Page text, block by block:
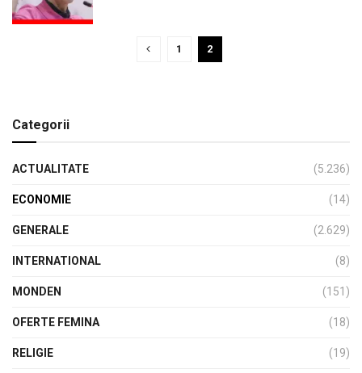
1 2
Categorii
ACTUALITATE (5.236)
ECONOMIE (14)
GENERALE (2.629)
INTERNATIONAL (8)
MONDEN (151)
OFERTE FEMINA (18)
RELIGIE (19)